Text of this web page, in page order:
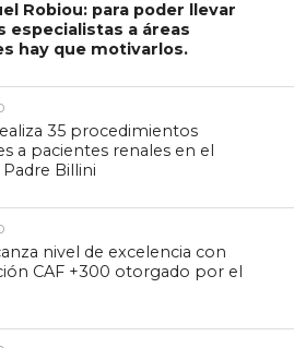
Robiou: para poder llevar
especialistas a áreas
hay que motivarlos.
35 procedimientos
a pacientes renales en el
Billini
nivel de excelencia con
CAF +300 otorgado por el